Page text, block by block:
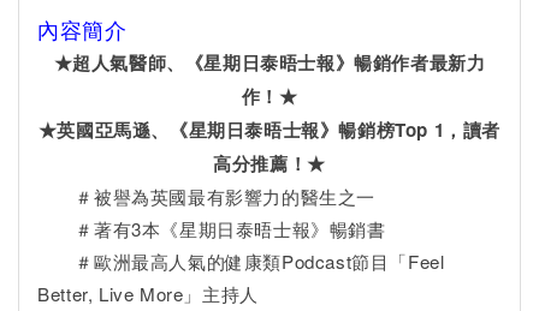
內容簡介
★超人氣醫師、《星期日泰晤士報》暢銷作者最新力
作！★
★英國亞馬遜、《星期日泰晤士報》暢銷榜Top 1，讀者
高分推薦！★
＃被譽為英國最有影響力的醫生之一
＃著有3本《星期日泰晤士報》暢銷書
＃歐洲最高人氣的健康類Podcast節目「Feel
Better, Live More」主持人